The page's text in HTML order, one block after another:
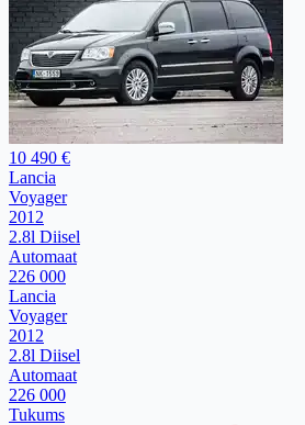
10 490 €
Lancia
Voyager
2012
2.8l Diisel
Automaat
226 000
Lancia
Voyager
2012
2.8l Diisel
Automaat
226 000
Tukums